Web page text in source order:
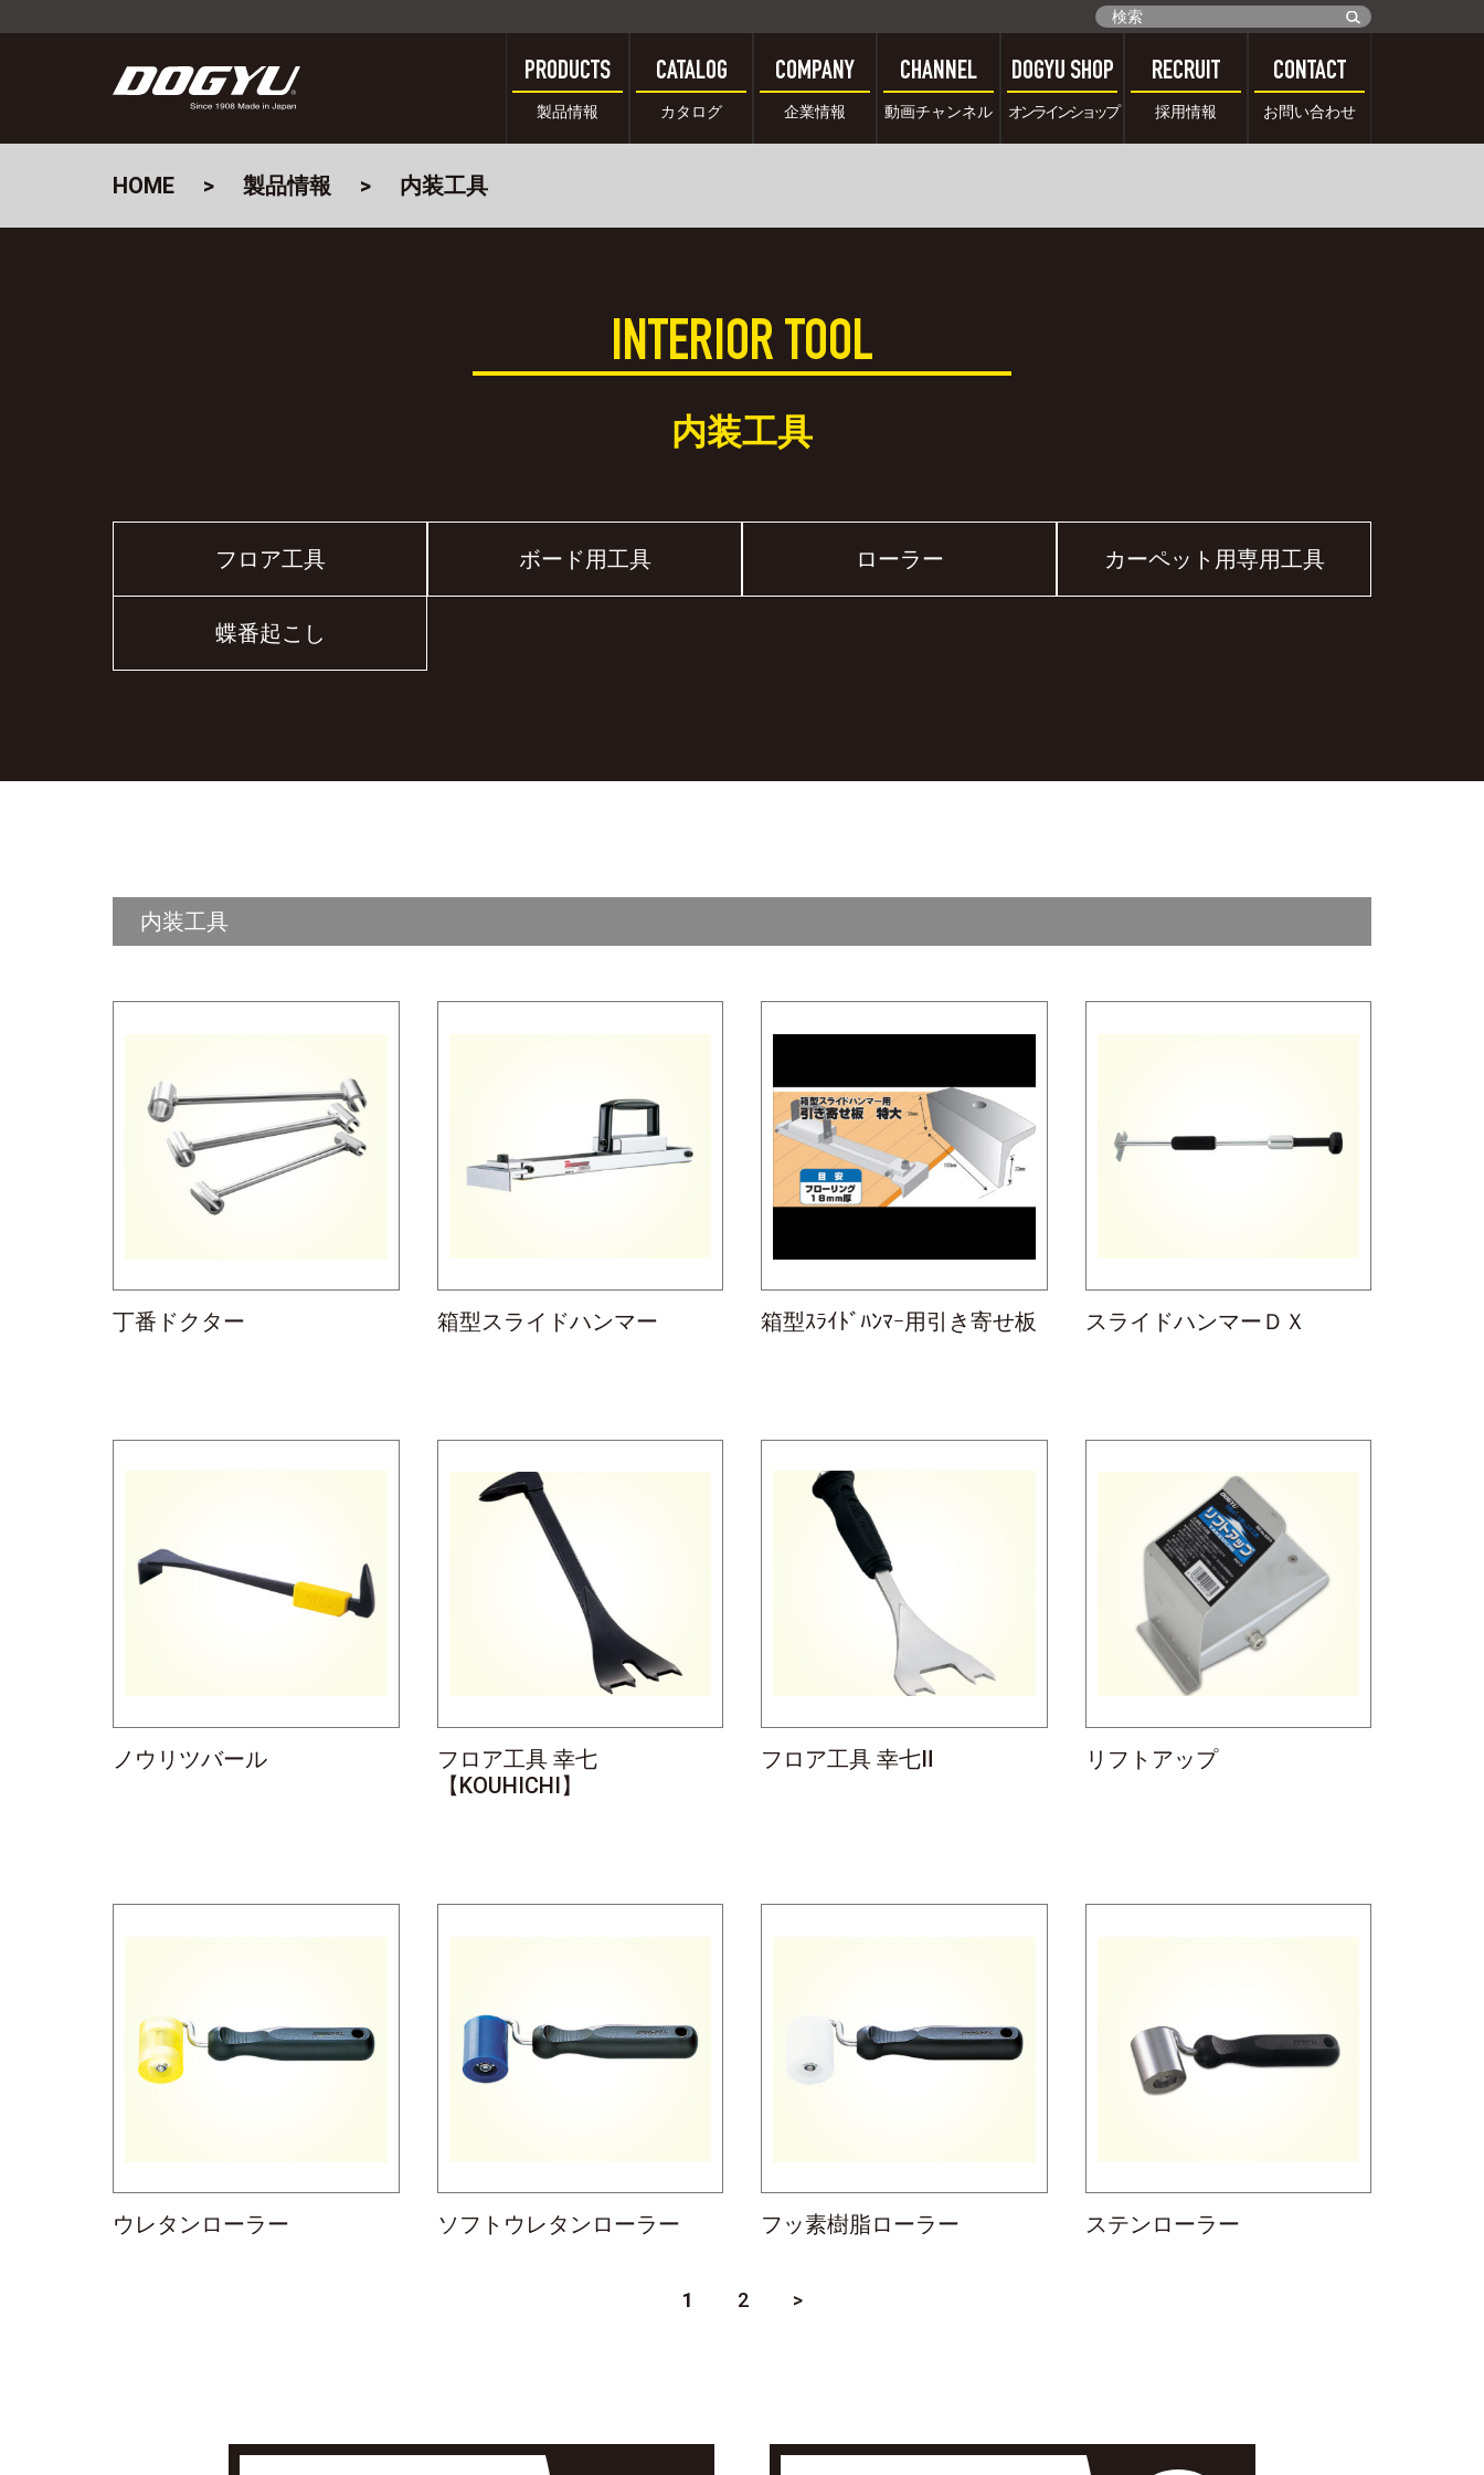
PRODUCTS
製品情報
CATALOG
カタログ
COMPANY
企業情報
CHANNEL
動画チャンネル
DOGYU SHOP
オンラインショップ
RECRUIT
採用情報
CONTACT
お問い合わせ
HOME 製品情報 内装工具
INTERIOR TOOL
内装工具
フロア工具 ボード用工具 ローラー カーペット用専用工具
蝶番起こし
内装工具
丁番ドクター 箱型スライドハンマー 箱型ｽﾗｲﾄﾞﾊﾝﾏｰ用引き寄せ板 スライドハンマーＤＸ
ノウリツバール
フロア工具 幸七
【KOUHICHI】
フロア工具 幸七Ⅱ リフトアップ
ウレタンローラー ソフトウレタンローラー フッ素樹脂ローラー ステンローラー
1 2 >